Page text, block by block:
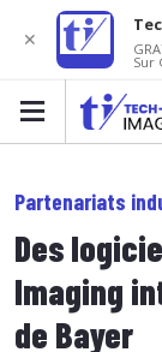
Partenariats
Des
Imaging
de Bayer
✕
Sur